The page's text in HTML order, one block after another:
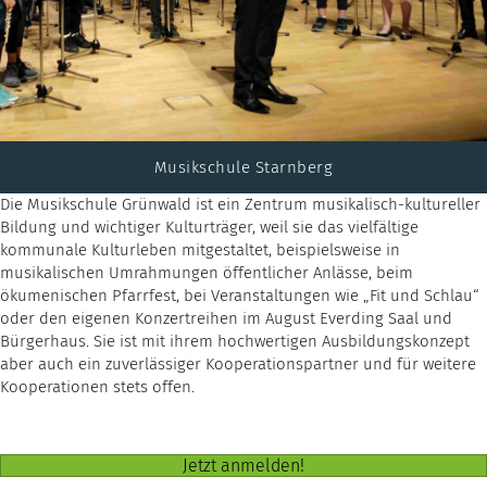
Musikschule Starnberg
Die Musikschule Grünwald ist ein Zentrum musikalisch-kultureller
Bildung und wichtiger Kulturträger, weil sie das vielfältige
kommunale Kulturleben mitgestaltet, beispielsweise in
musikalischen Umrahmungen öffentlicher Anlässe, beim
ökumenischen Pfarrfest, bei Veranstaltungen wie „Fit und Schlau“
oder den eigenen Konzertreihen im August Everding Saal und
Bürgerhaus. Sie ist mit ihrem hochwertigen Ausbildungskonzept
aber auch ein zuverlässiger Kooperationspartner und für weitere
Kooperationen stets offen.
Jetzt anmelden!